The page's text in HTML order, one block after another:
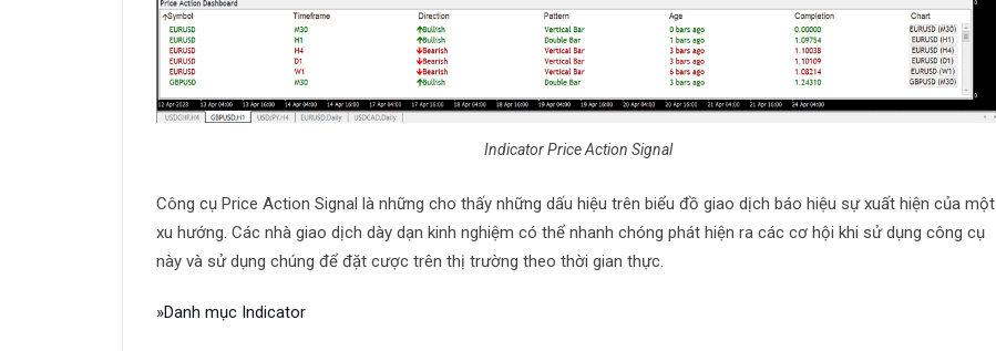
Indicator Price Action Signal
Công cụ Price Action Signal là những cho thấy những dấu hiệu trên biểu đồ giao dịch báo hiệu sự xuất hiện của một
xu hướng. Các nhà giao dịch dày dạn kinh nghiệm có thể nhanh chóng phát hiện ra các cơ hội khi sử dụng công cụ
này và sử dụng chúng để đặt cược trên thị trường theo thời gian thực.
»Danh mục Indicator